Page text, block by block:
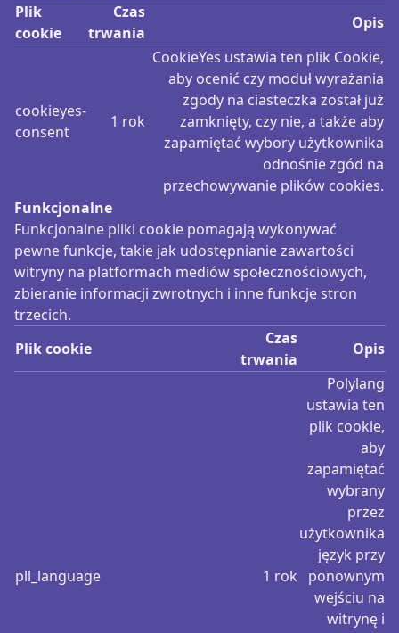
Plik
cookie
Czas
trwania
Opis
cookieyes-
consent
1 rok
CookieYes ustawia ten plik Cookie,
aby ocenić czy moduł wyrażania
zgody na ciasteczka został już
zamknięty, czy nie, a także aby
zapamiętać wybory użytkownika
odnośnie zgód na
przechowywanie plików cookies.
Funkcjonalne
Funkcjonalne pliki cookie pomagają wykonywać
pewne funkcje, takie jak udostępnianie zawartości
witryny na platformach mediów społecznościowych,
zbieranie informacji zwrotnych i inne funkcje stron
trzecich.
Plik cookie
Czas
trwania
Opis
pll_language 1 rok
Polylang
ustawia ten
plik cookie,
aby
zapamiętać
wybrany
przez
użytkownika
język przy
ponownym
wejściu na
witrynę i